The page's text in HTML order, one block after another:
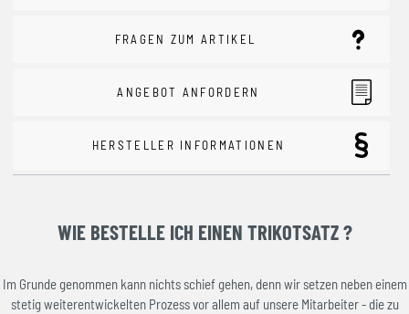
FRAGEN ZUM ARTIKEL
ANGEBOT ANFORDERN
HERSTELLER INFORMATIONEN
WIE BESTELLE ICH EINEN TRIKOTSATZ ?
Im Grunde genommen kann nichts schief gehen, denn wir setzen neben einem
stetig weiterentwickelten Prozess vor allem auf unsere Mitarbeiter - die zu